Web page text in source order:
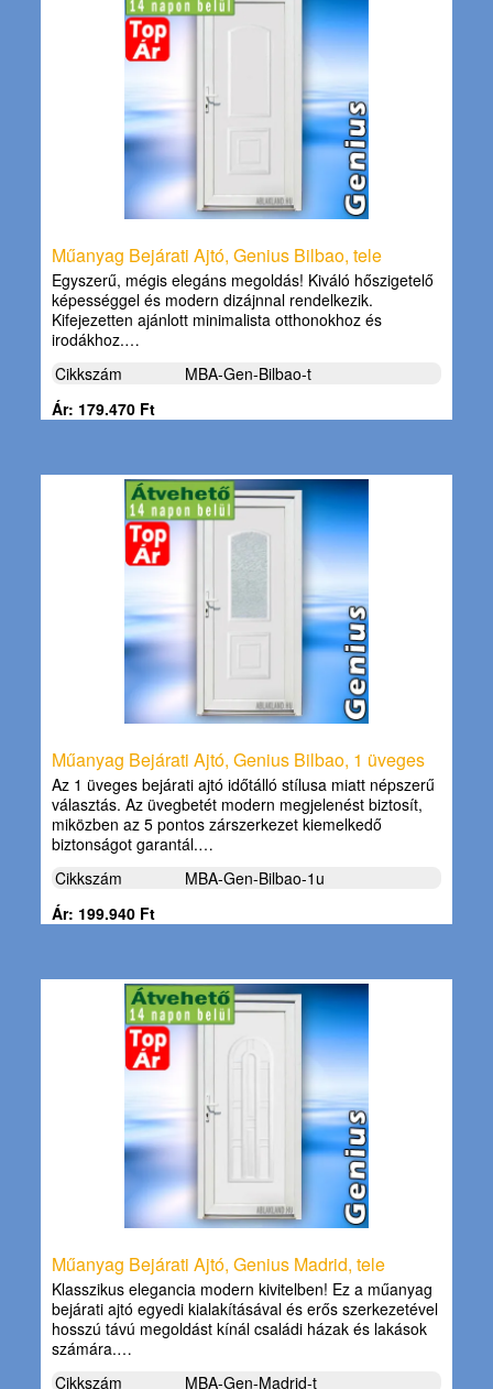
Műanyag Bejárati Ajtó, Genius Bilbao, tele
Egyszerű, mégis elegáns megoldás! Kiváló hőszigetelő
képességgel és modern dizájnnal rendelkezik.
Kifejezetten ajánlott minimalista otthonokhoz és
irodákhoz.…
Cikkszám
MBA-Gen-Bilbao-t
Ár: 179.470 Ft
Műanyag Bejárati Ajtó, Genius Bilbao, 1 üveges
Az 1 üveges bejárati ajtó időtálló stílusa miatt népszerű
választás. Az üvegbetét modern megjelenést biztosít,
miközben az 5 pontos zárszerkezet kiemelkedő
biztonságot garantál.…
Cikkszám
MBA-Gen-Bilbao-1u
Ár: 199.940 Ft
Műanyag Bejárati Ajtó, Genius Madrid, tele
Klasszikus elegancia modern kivitelben! Ez a műanyag
bejárati ajtó egyedi kialakításával és erős szerkezetével
hosszú távú megoldást kínál családi házak és lakások
számára.…
Cikkszám
MBA-Gen-Madrid-t